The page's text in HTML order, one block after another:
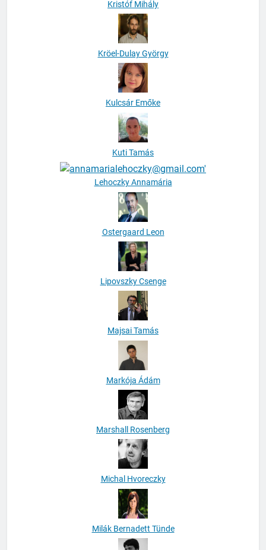
Kristóf Mihály
Kröel-Dulay György
Kulcsár Emőke
Kuti Tamás
Lehoczky Annamária
Ostergaard Leon
Lipovszky Csenge
Majsai Tamás
Markója Ádám
Marshall Rosenberg
Michal Hvoreczky
Milák Bernadett Tünde